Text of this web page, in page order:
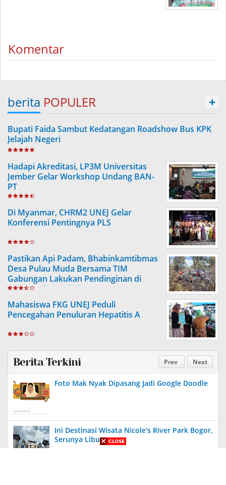
Komentar
berita POPULER +
Bupati Faida Sambut Kedatangan Roadshow Bus KPK
Jelajah Negeri
Hadapi Akreditasi, LP3M Universitas
Jember Gelar Workshop Undang BAN-
PT
Di Myanmar, CHRM2 UNEJ Gelar
Konferensi Pentingnya PLS
Pastikan Api Padam, Bhabinkamtibmas
Desa Pulau Muda Bersama TIM
Gabungan Lakukan Pendinginan di
Lahan Bekas Kebakaran
Mahasiswa FKG UNEJ Peduli
Pencegahan Penuluran Hepatitis A
Prev Next
Berita Terkini
Foto Mak Nyak Dipasang Jadi Google Doodle
Ini Destinasi Wisata Nicole's River Park Bogor,
Serunya Liburan